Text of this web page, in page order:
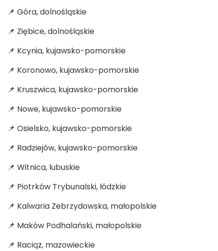
📌 Góra, dolnośląskie
📌 Ziębice, dolnośląskie
📌 Kcynia, kujawsko-pomorskie
📌 Koronowo, kujawsko-pomorskie
📌 Kruszwica, kujawsko-pomorskie
📌 Nowe, kujawsko-pomorskie
📌 Osielsko, kujawsko-pomorskie
📌 Radziejów, kujawsko-pomorskie
📌 Witnica, lubuskie
📌 Piotrków Trybunalski, łódzkie
📌 Kalwaria Zebrzydowska, małopolskie
📌 Maków Podhalański, małopolskie
📌 Raciąż, mazowieckie